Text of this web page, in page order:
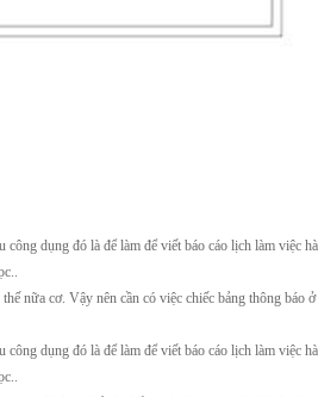
dụng đó là để làm để viết báo cáo lịch làm việc
nữa cơ. Vậy nên cần có việc chiếc bảng thông báo ở
dụng đó là để làm để viết báo cáo lịch làm việc